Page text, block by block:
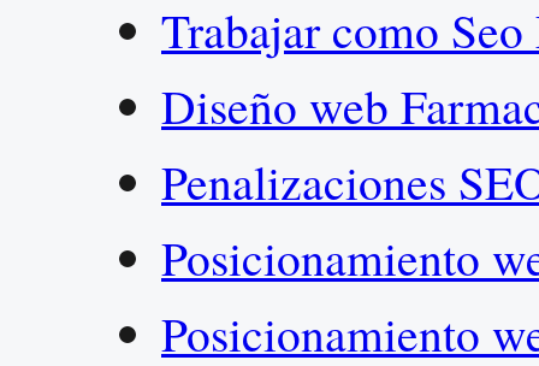
Trabajar como
Diseño web
Penalizaciones
Posicionamiento
Posicionamiento